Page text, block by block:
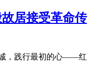
居接受革命传
，践行最初的心——红